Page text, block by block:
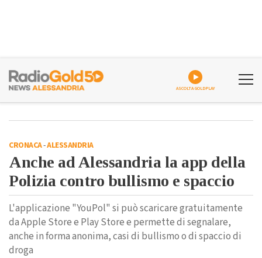
ASCOLTA GOLDPLAY
CRONACA-ALESSANDRIA
Anche ad Alessandria la app della
Polizia contro bullismo e spaccio
L'applicazione "YouPol" si può scaricare gratuitamente
da Apple Store e Play Store e permette di segnalare,
anche in forma anonima, casi di bullismo o di spaccio di
droga